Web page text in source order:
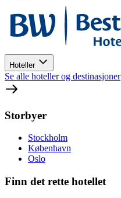
Hoteller
Se alle hoteller og destinasjoner
Storbyer
Stockholm
København
Oslo
Finn det rette hotellet